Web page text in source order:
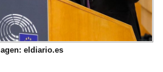
eldiario.es